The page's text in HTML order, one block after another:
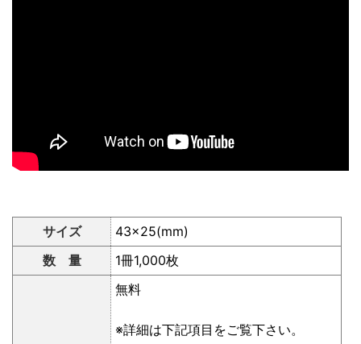
サイズ
43×25(mm)
数 量
1冊1,000枚
無料
※詳細は下記項目をご覧下さい。